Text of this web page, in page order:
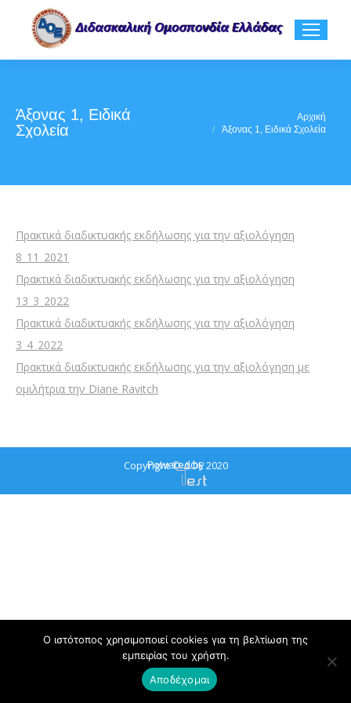
Άξονας 1, Ειδικά
Σχολεία
Αρχική
Άξονας 1, Ειδικά Σχολεία
Πρακτικά διαδικτυακής εκδήλωσης για την αξιολόγηση
8_11_2021
Πρακτικά διαδικτυακής εκδήλωσης για την αξιολόγηση
13_3_2022
Πρακτικά διαδικτυακής εκδήλωσης για την αξιολόγηση
3_4_2022
Πρακτικά διαδικτυακής εκδήλωσης για την αξιολόγηση με
ομιλήτρια την Diane Ravitch
Copyright © ΔΟΕ 2020
Powered by
Ο ιστότοπος χρησιμοποιεί cookies για τη βελτίωση της
εμπειρίας του χρήστη.
Αποδέχομαι